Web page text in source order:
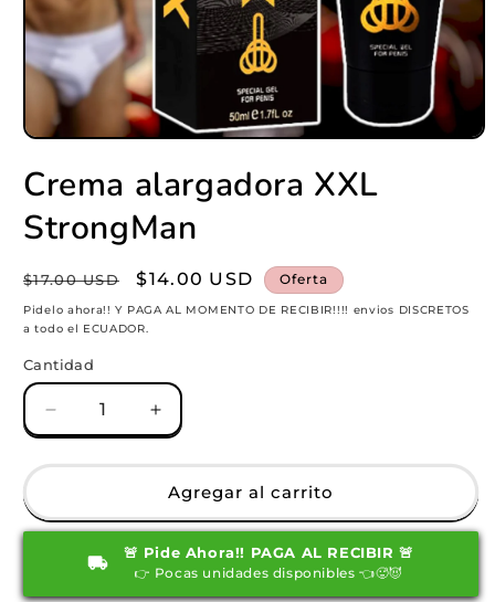
Abrir
multimedia
1
en
una
ventana
Crema alargadora XXL
StrongMan
Precio
habitual
$17.00 USD
Precio
de
oferta
$14.00 USD Oferta
Pidelo ahora!! Y PAGA AL MOMENTO DE RECIBIR!!!! envios DISCRETOS
a todo el ECUADOR.
Cantidad
Reducir
cantidad
para
alargadora
XXL
StrongMan
Aumentar
cantidad
para
Crema
alargadora
XXL
StrongMan
Agregar al carrito
🚨 Pide Ahora!! PAGA AL RECIBIR 🚨
👉 Pocas unidades disponibles 👈🥵😈